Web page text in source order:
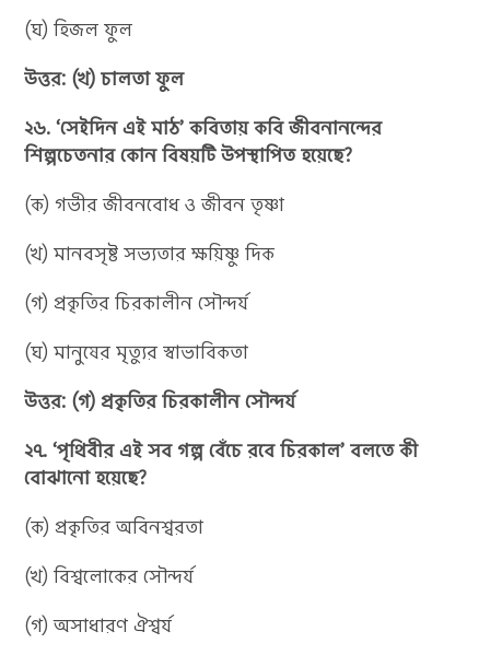
(ঘ) হিজল ফুল
উত্তর: (খ) চালতা ফুল
২৬. ‘সেইদিন এই মাঠ’ কবিতায় কবি জীবনানন্দের
শিল্পচেতনার কোন বিষয়টি উপস্থাপিত হয়েছে?
(ক) গভীর জীবনবোধ ও জীবন তৃষ্ণা
(খ) মানবসৃষ্ট সভ্যতার ক্ষয়িষ্ণু দিক
(গ) প্রকৃতির চিরকালীন সৌন্দর্য
(ঘ) মানুষের মৃত্যুর স্বাভাবিকতা
উত্তর: (গ) প্রকৃতির চিরকালীন সৌন্দর্য
২৭. ‘পৃথিবীর এই সব গল্প বেঁচে রবে চিরকাল’ বলতে কী
বোঝানো হয়েছে?
(ক) প্রকৃতির অবিনশ্বরতা
(খ) বিশ্বলোকের সৌন্দর্য
(গ) অসাধারণ ঐশ্বর্য